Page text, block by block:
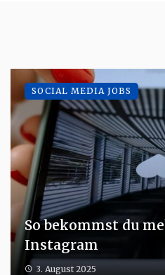
So bekommst du
Instagram
3. August 2025
SOCIAL MEDIA JOBS